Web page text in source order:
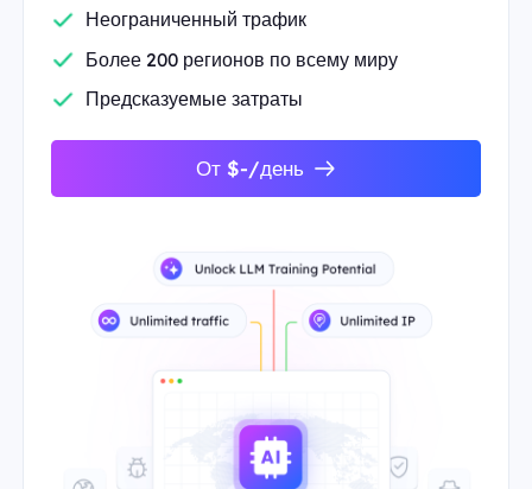
Неограниченный трафик
Более 200 регионов по всему миру
Предсказуемые затраты
От $-/день